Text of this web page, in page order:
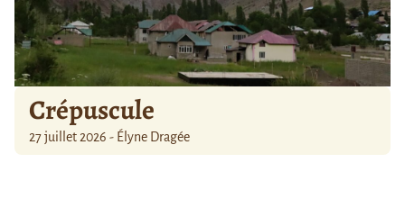
Crépuscule
27 juillet 2026 - Élyne Dragée